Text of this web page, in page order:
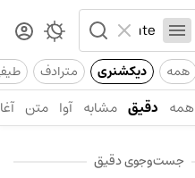
همه دیکشنری مترادف
همه دقیق مشابه آوا متن
جست‌وجوی دقیق